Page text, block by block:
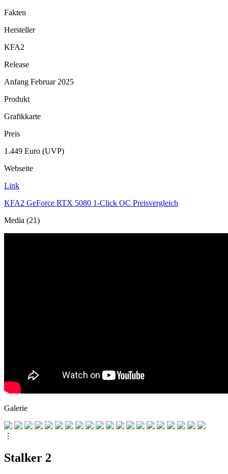
Fakten
Hersteller
KFA2
Release
Anfang Februar 2025
Produkt
Grafikkarte
Preis
1.449 Euro (UVP)
Webseite
Link
KFA2 GeForce RTX 5080 1-Click OC Preisvergleich
Media (21)
Galerie
⋮
Stalker 2